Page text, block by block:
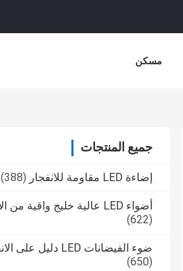
مسكن
جميع المنتجات
إضاءة LED مقاومة للانفجار (388)
أضواء LED عالية خليج واقية من الانفجار
(622)
ضوء الفيضانات LED دليل على الانفجار
(650)